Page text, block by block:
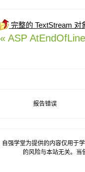
完整的 TextStream 对
« ASP
报告错误
自强学堂为提供的内容仅用于
的风险与本站无关。当